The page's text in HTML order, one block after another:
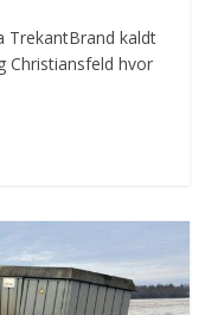
TrekantBrand kaldt
Christiansfeld hvor